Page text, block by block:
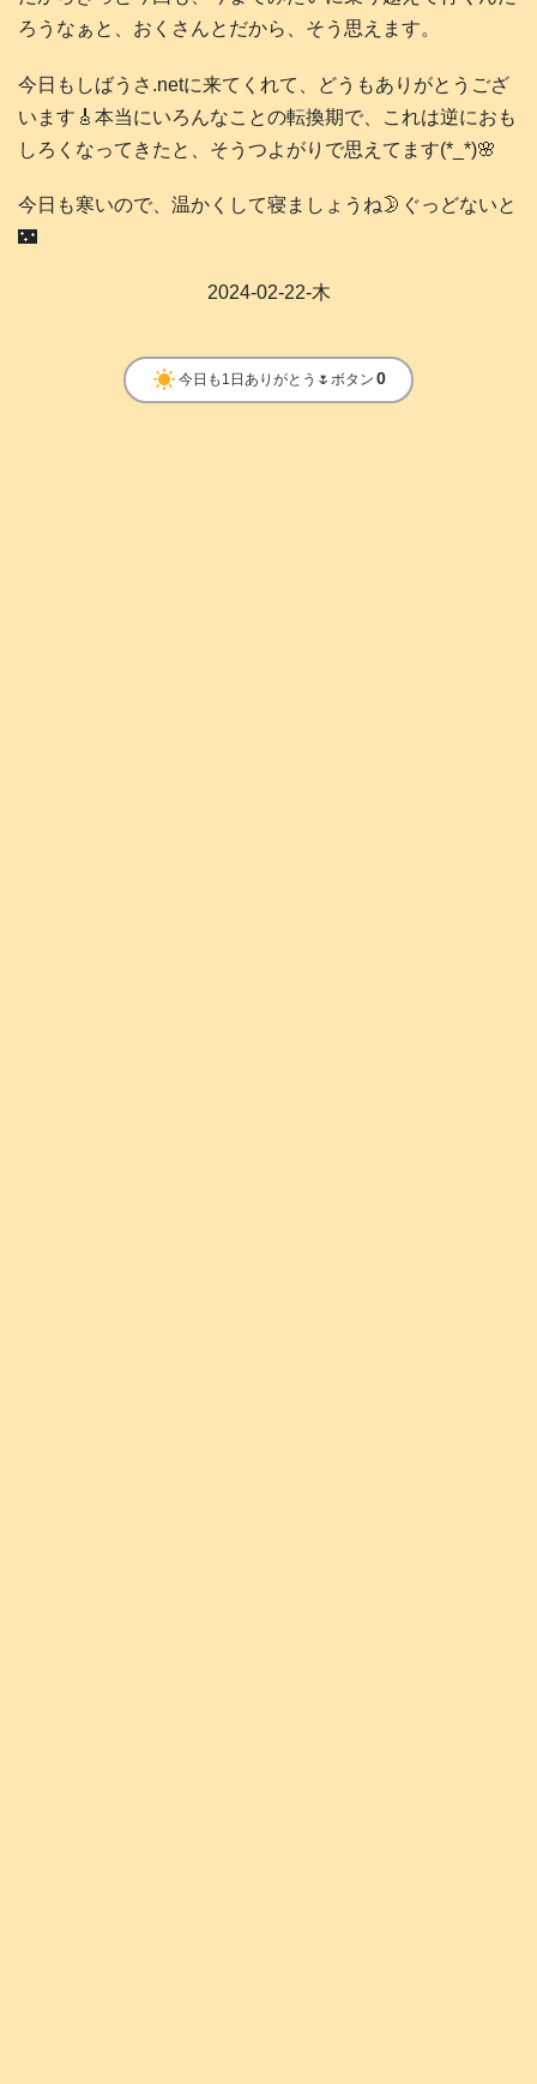
ろうなぁと、おくさんとだから、そう思えます。
今日もしばうさ.netに来てくれて、どうもありがとうござ
います🎸本当にいろんなことの転換期で、これは逆におも
しろくなってきたと、そうつよがりで思えてます(*_*)🌸
今日も寒いので、温かくして寝ましょうね🌛ぐっどないと
🌃
2024-02-22-木
clear_day 今日も1日ありがとう🌷ボタン 0